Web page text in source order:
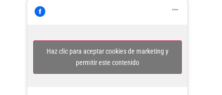
Haz clic para aceptar cookies de marketing y
permitir este contenido